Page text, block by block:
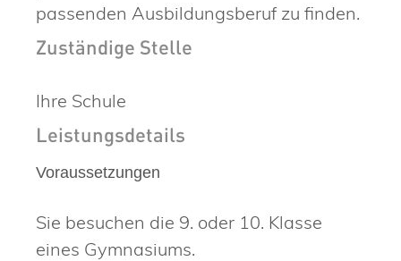
passenden Ausbildungsberuf zu finden.
Zuständige Stelle
Ihre Schule
Leistungsdetails
Voraussetzungen
Sie besuchen die 9. oder 10. Klasse
eines Gymnasiums.